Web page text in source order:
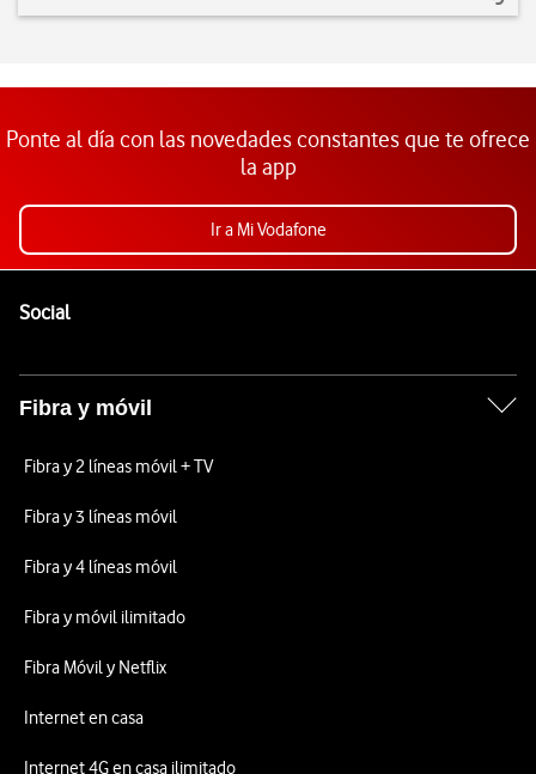
Ponte al día con las novedades constantes que te ofrece
la app
Ir a Mi Vodafone
SocialEnlaces a las redes sociales de Vodafone
Fibra y móvil
Fibra y 2 líneas móvil + TV
Fibra y 3 líneas móvil
Fibra y 4 líneas móvil
Fibra y móvil ilimitado
Fibra Móvil y Netflix
Internet en casa
Internet 4G en casa ilimitado